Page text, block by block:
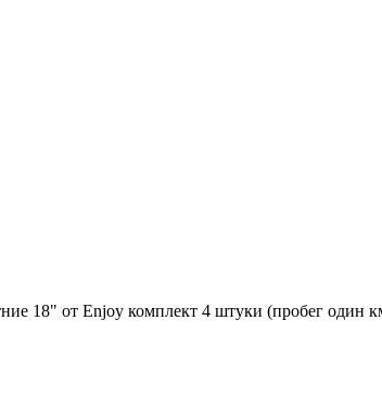
18" от Enjoy комплект 4 штуки (пробег один